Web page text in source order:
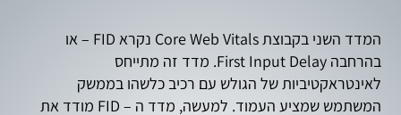
המדד השני בקבוצת Core Web Vitals נקרא FID – או
בהרחבה First Input Delay. מדד זה מתייחס
לאינטראקטיביות של הגולש עם רכיב כלשהו בממשק
המשתמש שמציע העמוד. למעשה, מדד ה – FID מודד את